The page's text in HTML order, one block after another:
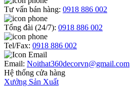
Tư vấn bán hàng: 0918 886 002
Tổng đài (24/7): 0918 886 002
Tel/Fax: 0918 886 002
Email: Noithat360decorvn@gmail.com
Hệ thống cửa hàng
Xưởng Sản Xuất